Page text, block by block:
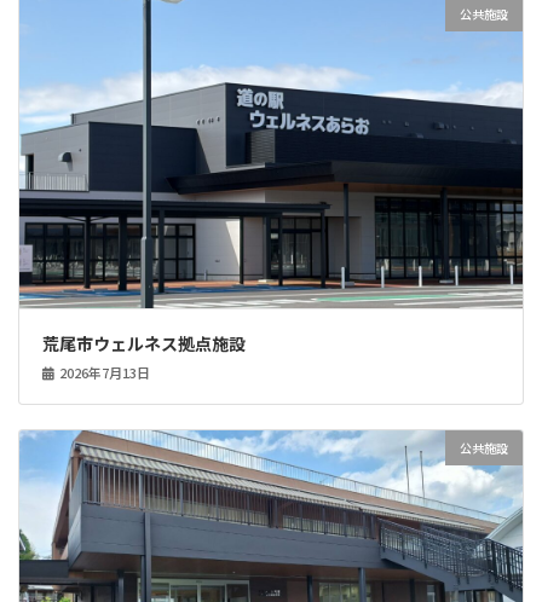
公共施設
荒尾市ウェルネス拠点施設
2026年7月13日
公共施設